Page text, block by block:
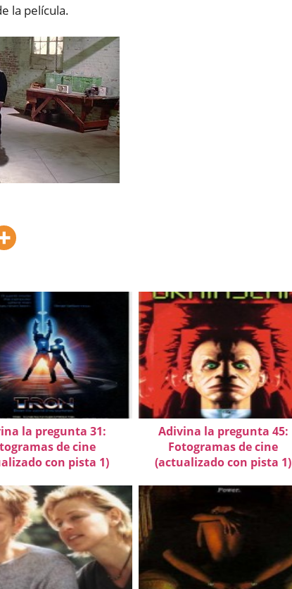
la película.
la pregunta 31:
de cine
con pista 1)
Adivina la pregunta 45:
Fotogramas de cine
(actualizado con pista 1)